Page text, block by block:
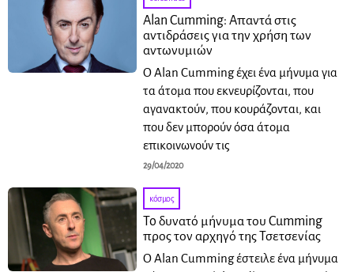
Alan Cumming: Απαντά στις
αντιδράσεις για την χρήση των
αντωνυμιών
Ο Alan Cumming έχει ένα μήνυμα για
τα άτομα που εκνευρίζονται, που
αγανακτούν, που κουράζονται, και
που δεν μπορούν όσα άτομα
επικοινωνούν τις
29/04/2020
κόσμος
To δυνατό μήνυμα του Cumming
προς τον αρχηγό της Τσετσενίας
Ο Alan Cumming έστειλε ένα μήνυμα